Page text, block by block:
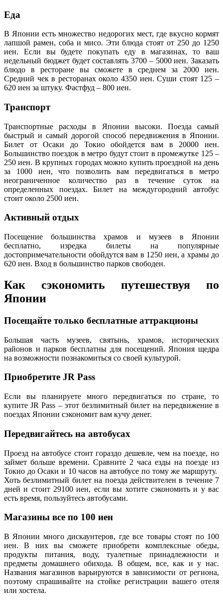
Еда
В Японии есть множество недорогих мест, где вкусно кормят
лапшой рамен, соба и мисо. Эти блюда стоят от 250 до 1250
иен. Если вы будете покупать еду в магазинах, то ваш
недельный бюджет будет составлять 3700 – 5000 иен. Заказать
блюдо в ресторане вы сможете в среднем за 2000 иен.
Средний чек в ресторанах около 4350 иен. Суши стоят 125 –
620 иен за штуку. Фастфуд – 800 иен.
Транспорт
Транспортные расходы в Японии высоки. Поезда самый
быстрый и самый дорогой способ передвижения в Японии.
Билет от Осаки до Токио обойдется вам в 20000 иен.
Большинство поездок в метро будут стоит в промежутке 125 –
250 иен. В крупных городах можно купить проездной на день
за 1000 иен, что позволить вам передвигаться в метро
неограниченное количество раз в течение суток на
определенных поездах. Билет на междугородний автобус
стоит около 2500 иен.
Активный отдых
Посещение большинства храмов и музеев в Японии
бесплатно, изредка билеты на популярные
достопримечательности обойдутся вам в 1250 иен, а храмы до
620 иен. Вход в большинство парков свободен.
Как сэкономить путешествуя по
Японии
Посещайте только бесплатные аттракционы
Большая часть музеев, святынь, храмов, исторических
районов и парков бесплатны для посещений. Япония щедра
на возможности познакомиться со своей культурой.
Приобретите JR Pass
Если вы планируете много передвигаться по стране, то
купите JR Pass – этот безлимитный билет на передвижение в
поездах Японии сэкономит вам кучу денег.
Передвигайтесь на автобусах
Проезд на автобусе стоит гораздо дешевле, чем на поезде, но
займет больше времени. Сравните 2 часа езды на поезде из
Токио до Осаки и 10 часов на автобусе по тому же маршруту.
Хоть безлимитный билет на поезда действителен в течение 7
дней и стоит 29100 иен, если вы хотите сэкономить и у вас
есть время, пользуйтесь автобусами.
Магазины все по 100 иен
В Японии много дискаунтеров, где все товары стоят по 100
иен. В них вы сможете приобрети комплексные обеды,
продукты питания, воду, туалетные принадлежности и
предметы домашнего обихода. В общем, все, как и у нас.
Названия магазинов варьируются в зависимости от региона,
поэтому спрашивайте на стойке регистрации вашего отеля
или хостела.